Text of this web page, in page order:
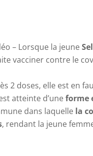
– Lorsque la jeune
vacciner contre le
2 doses, elle est en
atteinte d’uneforme
dans laquelle la
, rendant la jeune